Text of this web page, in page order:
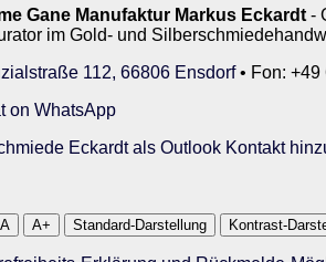
Gane Manufaktur Markus Eckardt -
im Gold- und
112, 66806 Ensdorf• Fon: +49
Eckardt als Outlook Kontakt
A A+ Standard-Darstellung Kontrast-